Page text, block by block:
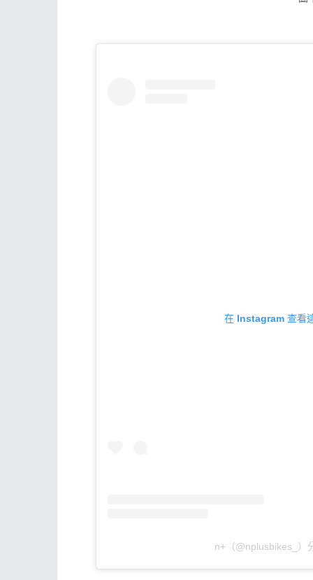
在 Instagram 查看
n+（@nplusbikes_）